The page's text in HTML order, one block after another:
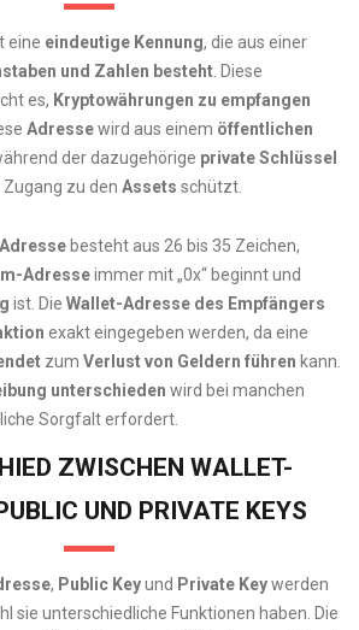
eine eindeutige Kennung, die aus einer
und Zahlen besteht . Diese
es, Kryptowährungen zu empfangen
Adressewird aus einem öffentlichen
der dazugehörige private Schlüssel
zu den Assets schützt.
besteht aus 26 bis 35 Zeichen,
Adresseimmer mit „0x“ beginnt und
ist. Die Wallet-Adresse des Empfängers
exakt eingegeben werden, da eine
zum Verlust von Geldern führen kann.
unterschieden wird bei manchen
Sorgfalt erfordert.
ZWISCHEN WALLET-
UND PRIVATE KEYS
, Public Keyund Private Keywerden
sie unterschiedliche Funktionen haben. Die